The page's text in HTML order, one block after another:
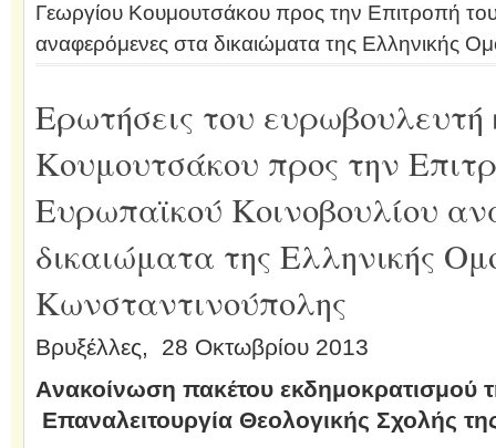
Γεωργίου Κουμουτσάκου προς την Επιτροπή
αναφερόμενες στα δικαιώματα της Ελληνικής
Ερωτήσεις του ευρωβουλευτή
Κουμουτσάκου προς την
Ευρωπαϊκού Κοινοβουλίου
δικαιώματα της Ελληνικής
Κωνσταντινούπολης
Βρυξέλλες, 28 Οκτωβρίου 2013
Aνακοίνωση πακέτου εκδημοκρατισμού
Επαναλειτουργία Θεολογικής Σχολής